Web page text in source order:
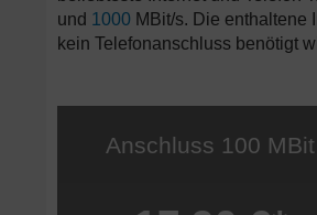
und 1000 MBit/s. Die enthaltene
kein Telefonanschluss benötigt
Anschluss 100 MBit